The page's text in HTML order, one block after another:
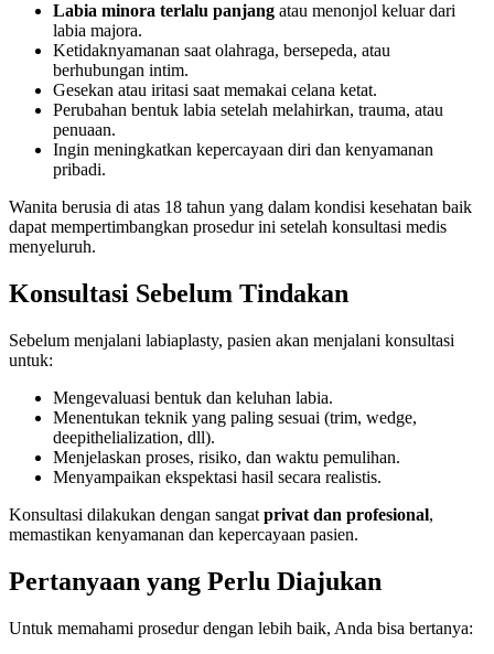
Labia minora terlalu panjang atau menonjol keluar dari
labia majora.
Ketidaknyamanan saat olahraga, bersepeda, atau
berhubungan intim.
Gesekan atau iritasi saat memakai celana ketat.
Perubahan bentuk labia setelah melahirkan, trauma, atau
penuaan.
Ingin meningkatkan kepercayaan diri dan kenyamanan
pribadi.
Wanita berusia di atas 18 tahun yang dalam kondisi kesehatan baik
dapat mempertimbangkan prosedur ini setelah konsultasi medis
menyeluruh.
Konsultasi Sebelum Tindakan
Sebelum menjalani labiaplasty, pasien akan menjalani konsultasi
untuk:
Mengevaluasi bentuk dan keluhan labia.
Menentukan teknik yang paling sesuai (trim, wedge,
deepithelialization, dll).
Menjelaskan proses, risiko, dan waktu pemulihan.
Menyampaikan ekspektasi hasil secara realistis.
Konsultasi dilakukan dengan sangat privat dan profesional,
memastikan kenyamanan dan kepercayaan pasien.
Pertanyaan yang Perlu Diajukan
Untuk memahami prosedur dengan lebih baik, Anda bisa bertanya: